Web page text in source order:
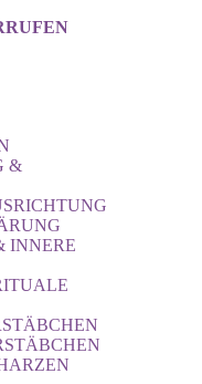
&
INNERE